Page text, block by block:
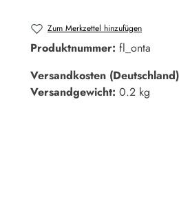
Zum Merkzettel hinzufügen
Produktnummer: fl_onta
Versandkosten
Versandgewicht: 0.2 kg